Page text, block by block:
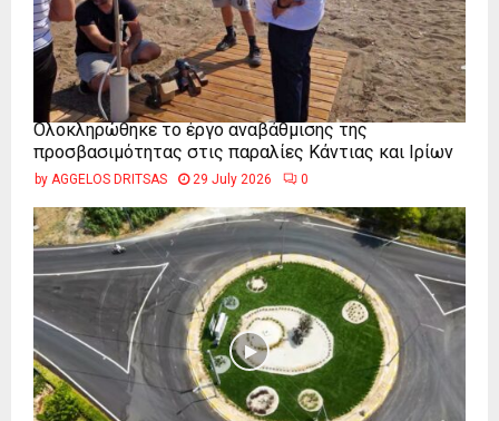
Ολοκληρώθηκε το έργο αναβάθμισης της
προσβασιμότητας στις παραλίες Κάντιας και Ιρίων
by AGGELOS DRITSAS 29 July 2026 0